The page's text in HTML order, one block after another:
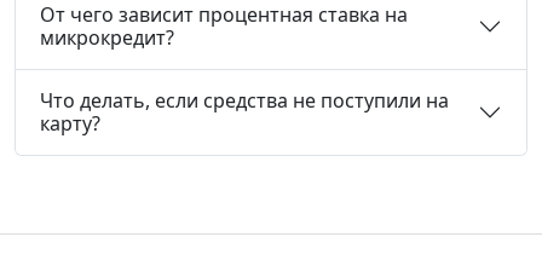
От чего зависит процентная ставка на
микрокредит?
Что делать, если средства не поступили на
карту?